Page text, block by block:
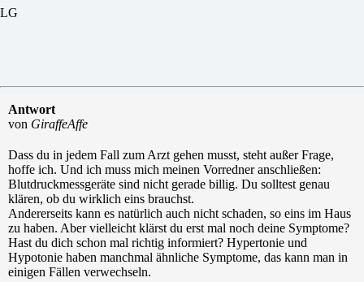
LG
Antwort
von GiraffeAffe
Dass du in jedem Fall zum Arzt gehen musst, steht außer Frage,
hoffe ich. Und ich muss mich meinen Vorredner anschließen:
Blutdruckmessgeräte sind nicht gerade billig. Du solltest genau
klären, ob du wirklich eins brauchst.
Andererseits kann es natürlich auch nicht schaden, so eins im Haus
zu haben. Aber vielleicht klärst du erst mal noch deine Symptome?
Hast du dich schon mal richtig informiert? Hypertonie und
Hypotonie haben manchmal ähnliche Symptome, das kann man in
einigen Fällen verwechseln.